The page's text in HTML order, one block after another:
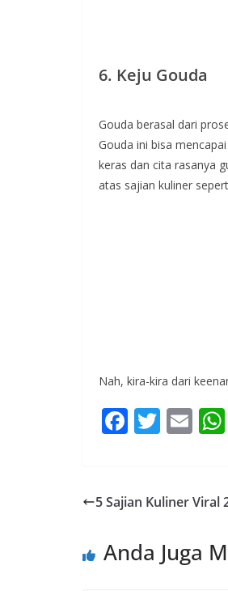
6. Keju Gouda
Gouda berasal dari
Gouda ini bisa
keras dan cita rasanya
atas sajian kuliner
Nah, kira-kira dari
F
b
o
T
er
E
l
5 Sajian Kuliner Viral
Anda Juga